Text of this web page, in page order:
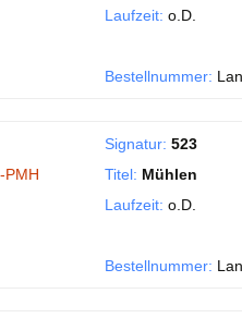
Laufzeit: o.D.
Bestellnummer:
PMH
Signatur: 523
Titel: Mühlen
Laufzeit: o.D.
Bestellnummer: